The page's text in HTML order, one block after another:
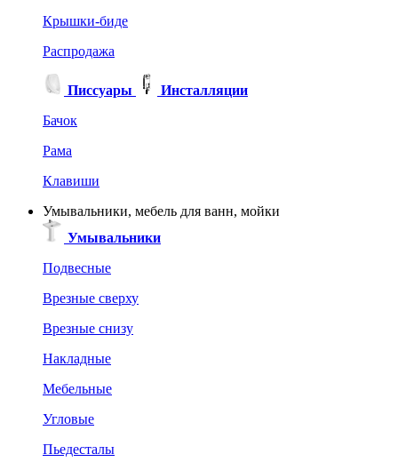
Крышки-биде
Распродажа
Писсуары
Инсталляции
Бачок
Рама
Клавиши
Умывальники, мебель для ванн, мойки
Умывальники
Подвесные
Врезные сверху
Врезные снизу
Накладные
Мебельные
Угловые
Пьедесталы